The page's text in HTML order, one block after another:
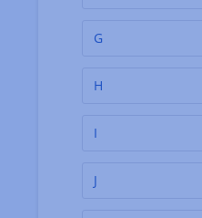
G
H
I
J